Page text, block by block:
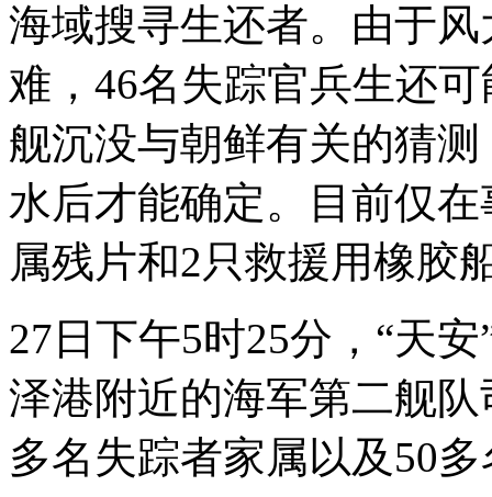
海域搜寻生还者。由于
难，46名失踪官兵生还
舰沉没与朝鲜有关的猜
水后才能确定。目前仅
属残片和2只救援用橡胶
27日下午5时25分，“天
泽港附近的海军第二舰
多名失踪者家属以及50